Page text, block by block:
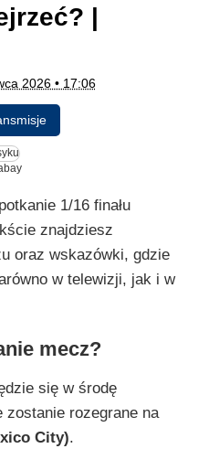
|
2026 • 17:06
1/16 finału
znajdziesz
oraz wskazówki, gdzie
w telewizji, jak i w
mecz?
się w środę
zostanie rozegrane na
City).